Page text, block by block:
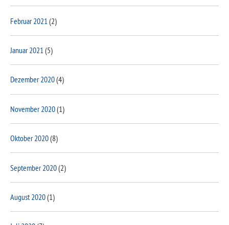
Februar 2021 (2)
Januar 2021(5)
Dezember 2020(4)
November 2020(1)
Oktober 2020(8)
September 2020(2)
August 2020(1)